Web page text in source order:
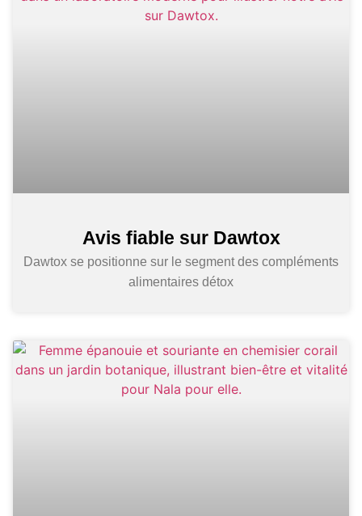
Avis fiable sur Dawtox
Dawtox se positionne sur le segment des compléments
alimentaires détox